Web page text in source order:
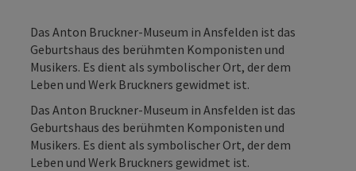
Das Anton Bruckner-Museum in Ansfelden ist das
Geburtshaus des berühmten Komponisten und
Musikers. Es dient als symbolischer Ort, der dem
Leben und Werk Bruckners gewidmet ist.
Das Anton Bruckner-Museum in Ansfelden ist das
Geburtshaus des berühmten Komponisten und
Musikers. Es dient als symbolischer Ort, der dem
Leben und Werk Bruckners gewidmet ist.